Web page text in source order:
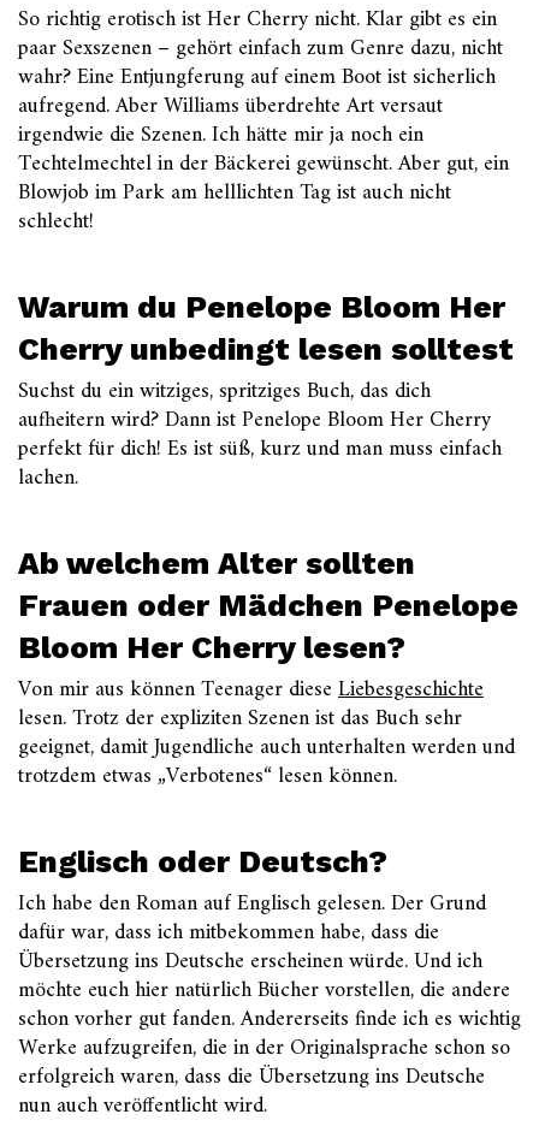
So richtig erotisch ist Her Cherry nicht. Klar gibt es ein
paar Sexszenen – gehört einfach zum Genre dazu, nicht
wahr? Eine Entjungferung auf einem Boot ist sicherlich
aufregend. Aber Williams überdrehte Art versaut
irgendwie die Szenen. Ich hätte mir ja noch ein
Techtelmechtel in der Bäckerei gewünscht. Aber gut, ein
Blowjob im Park am helllichten Tag ist auch nicht
schlecht!
Warum du Penelope Bloom Her
Cherry unbedingt lesen solltest
Suchst du ein witziges, spritziges Buch, das dich
aufheitern wird? Dann ist Penelope Bloom Her Cherry
perfekt für dich! Es ist süß, kurz und man muss einfach
lachen.
Ab welchem Alter sollten
Frauen oder Mädchen Penelope
Bloom Her Cherry lesen?
Von mir aus können Teenager dieseLiebesgeschichte
lesen. Trotz der expliziten Szenen ist das Buch sehr
geeignet, damit Jugendliche auch unterhalten werden und
trotzdem etwas „Verbotenes“ lesen können.
Englisch oder Deutsch?
Ich habe den Roman auf Englisch gelesen. Der Grund
dafür war, dass ich mitbekommen habe, dass die
Übersetzung ins Deutsche erscheinen würde. Und ich
möchte euch hier natürlich Bücher vorstellen, die andere
schon vorher gut fanden. Andererseits finde ich es wichtig
Werke aufzugreifen, die in der Originalsprache schon so
erfolgreich waren, dass die Übersetzung ins Deutsche
nun auch veröffentlicht wird.